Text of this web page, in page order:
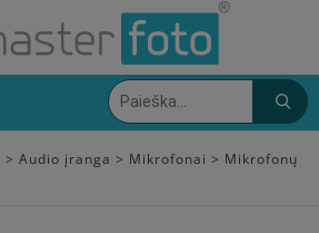
> Audio įranga > Mikrofonai > Mikrofonų